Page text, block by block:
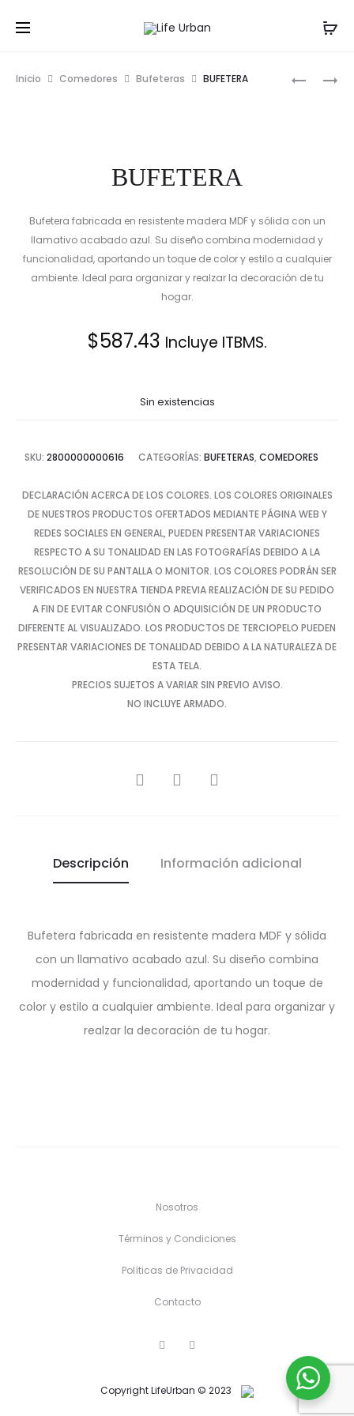
Inicio Comedores Bufeteras BUFETERA
BUFETERA
Bufetera fabricada en resistente madera MDF y sólida con un
llamativo acabado azul. Su diseño combina modernidad y
funcionalidad, aportando un toque de color y estilo a cualquier
ambiente. Ideal para organizar y realzar la decoración de tu
hogar.
$587.43 Incluye ITBMS.
Sin existencias
SKU: 2800000000616 CATEGORÍAS: BUFETERAS, COMEDORES
DECLARACIÓN ACERCA DE LOS COLORES. LOS COLORES ORIGINALES
DE NUESTROS PRODUCTOS OFERTADOS MEDIANTE PÁGINA WEB Y
REDES SOCIALES EN GENERAL, PUEDEN PRESENTAR VARIACIONES
RESPECTO A SU TONALIDAD EN LAS FOTOGRAFÍAS DEBIDO A LA
RESOLUCIÓN DE SU PANTALLA O MONITOR. LOS COLORES PODRÁN SER
VERIFICADOS EN NUESTRA TIENDA PREVIA REALIZACIÓN DE SU PEDIDO
A FIN DE EVITAR CONFUSIÓN O ADQUISICIÓN DE UN PRODUCTO
DIFERENTE AL VISUALIZADO. LOS PRODUCTOS DE TERCIOPELO PUEDEN
PRESENTAR VARIACIONES DE TONALIDAD DEBIDO A LA NATURALEZA DE
ESTA TELA.
PRECIOS SUJETOS A VARIAR SIN PREVIO AVISO.
NO INCLUYE ARMADO.
SHARE
Descripción Información adicional
Bufetera fabricada en resistente madera MDF y sólida
con un llamativo acabado azul. Su diseño combina
modernidad y funcionalidad, aportando un toque de
color y estilo a cualquier ambiente. Ideal para organizar y
realzar la decoración de tu hogar.
Nosotros
Términos y Condiciones
Políticas de Privacidad
Contacto
b
a
Copyright LifeUrban © 2023